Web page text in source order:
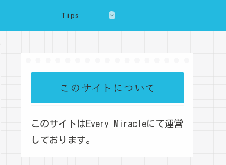
Tips
このサイトについて
このサイトはEvery Miracleにて運営
しております。